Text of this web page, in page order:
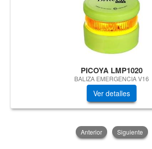
PICOYA LMP1020
BALIZA EMERGENCIA V16
Ver detalles
Anterior Siguiente